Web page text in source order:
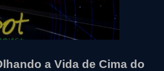
a Vida de Cima do